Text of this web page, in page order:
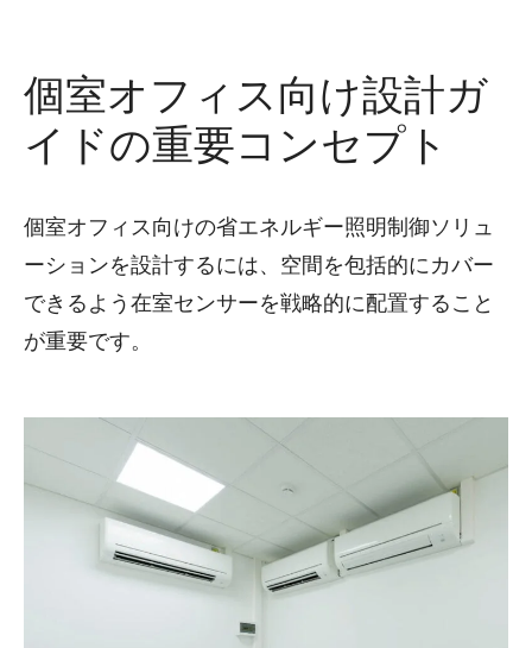
個室オフィス向け設計ガ
イドの重要コンセプト
個室オフィス向けの省エネルギー照明制御ソリュ
ーションを設計するには、空間を包括的にカバー
できるよう在室センサーを戦略的に配置すること
が重要です。